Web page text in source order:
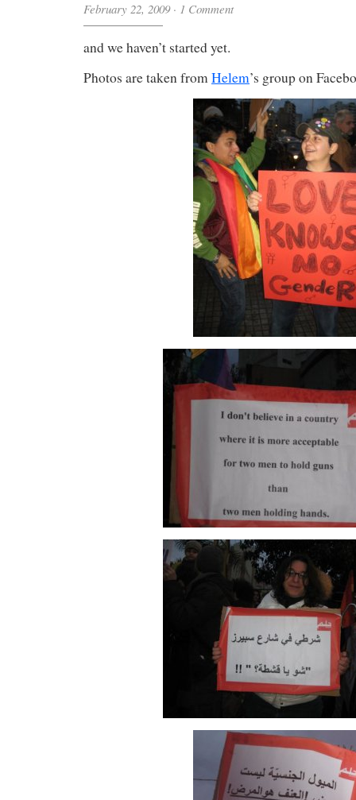
February 22, 2009· 1 Comment
and we haven’t started yet.
Photos are taken fromHelem’s group on